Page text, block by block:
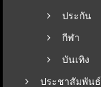
ประกัน
กีฬา
บันเทิง
ประชาสัมพันธ์